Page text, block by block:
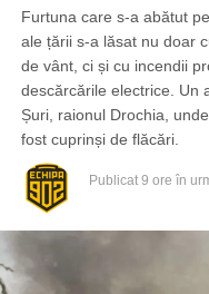
Furtuna care s-a abătut
ale țării s-a lăsat nu doar
de vânt, ci și cu incendii
descărcările electrice. Un
Șuri, raionul Drochia,
fost cuprinși de flăcări.
Publicat 9 ore în